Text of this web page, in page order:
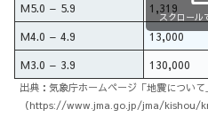
M5.0 – 5.9
1,319
M4.0 – 4.9
13,000
M3.0 – 3.9
130,000
スクロール
出典：気象庁ホームページ「地震について
（https://www.jma.go.jp/jma/kishou/